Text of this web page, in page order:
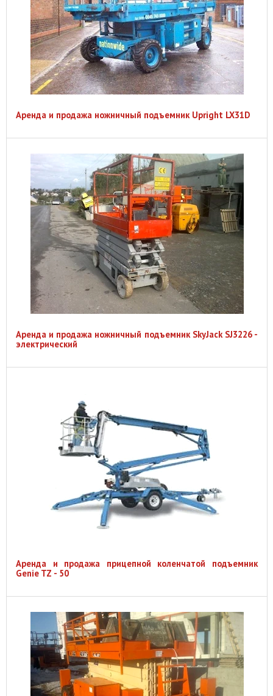
Аренда и продажа ножничный подъемник Upright LX31D
Аренда и продажа ножничный подъемник SkyJack SJ3226 -
электрический
Аренда и продажа прицепной коленчатой подъемник
Genie TZ - 50